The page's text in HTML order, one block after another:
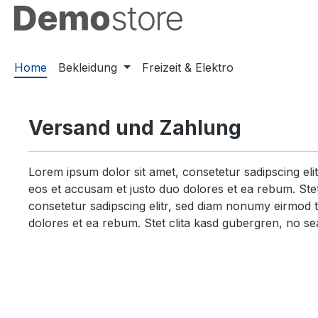
Zur Hauptnavigation springen
Home Bekleidung Freizeit & Elektro
Versand und Zahlung
Lorem ipsum dolor sit amet, consetetur sadipscing
eos et accusam et justo duo dolores et ea rebum.
consetetur sadipscing elitr, sed diam nonumy
dolores et ea rebum. Stet clita kasd gubergren, no